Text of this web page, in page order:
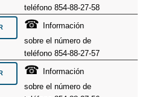
teléfono 854-88-27-58
☎
Información
sobre el número de
teléfono 854-88-27-57
☎
Información
sobre el número de